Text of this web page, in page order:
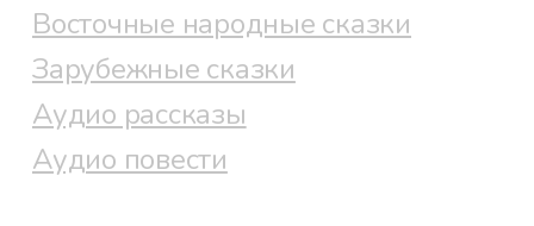
Восточные народные сказки
Зарубежные сказки
Аудио рассказы
Аудио повести